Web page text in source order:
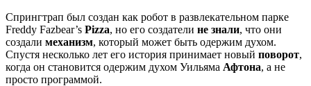
Спрингтрап был создан как робот в развлекательном парке
Freddy Fazbear’s Pizza, но его создатели не знали, что они
создали механизм, который может быть одержим духом.
Спустя несколько лет его история принимает новый поворот,
когда он становится одержим духом Уильяма Афтона, а не
просто программой.